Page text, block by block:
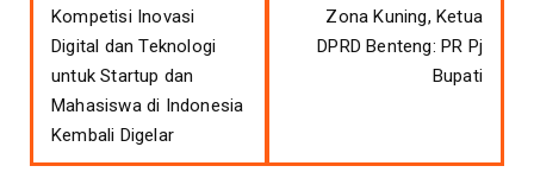
Kompetisi Inovasi
Digital dan Teknologi
untuk Startup dan
Mahasiswa di Indonesia
Kembali Digelar
Zona Kuning, Ketua
DPRD Benteng: PR Pj
Bupati